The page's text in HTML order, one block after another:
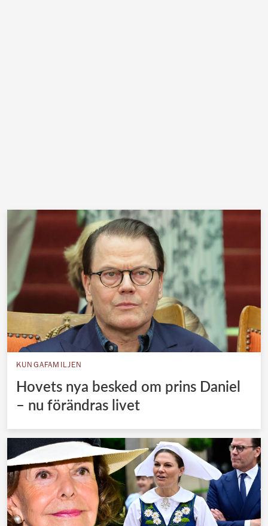
KUNGAFAMILJEN
Hovets nya besked om prins Daniel
– nu förändras livet